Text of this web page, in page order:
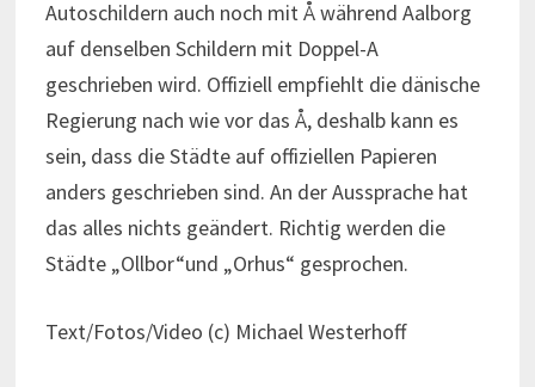
Autoschildern auch noch mit Å während Aalborg
auf denselben Schildern mit Doppel-A
geschrieben wird. Offiziell empfiehlt die dänische
Regierung nach wie vor das Å, deshalb kann es
sein, dass die Städte auf offiziellen Papieren
anders geschrieben sind. An der Aussprache hat
das alles nichts geändert. Richtig werden die
Städte „Ollbor“und „Orhus“ gesprochen.
Text/Fotos/Video (c) Michael Westerhoff